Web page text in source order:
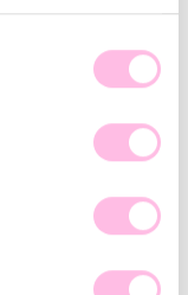
Mix & Match
eigen perfecte